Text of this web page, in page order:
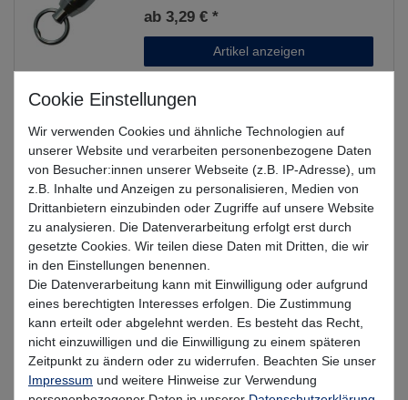
ab 3,29 € *
Artikel anzeigen
Spro Freestyle Reload QC Swivel
13,7mm 18kg - 10 Angelwirbel
2,51 € *
In den Warenkorb
BKK Fast Snap-41 - Raubfischwirbel
5,49 € *
Wir verwenden Cookies und ähnliche Technologien auf
unserer Website und verarbeiten personenbezogene Daten
von Besucher:innen unserer Webseite (z.B. IP-Adresse), um
z.B. Inhalte und Anzeigen zu personalisieren, Medien von
Drittanbietern einzubinden oder Zugriffe auf unsere Website
zu analysieren. Die Datenverarbeitung erfolgt erst durch
gesetzte Cookies. Wir teilen diese Daten mit Dritten, die wir
in den Einstellungen benennen.
Die Datenverarbeitung kann mit Einwilligung oder aufgrund
eines berechtigten Interesses erfolgen. Die Zustimmung
kann erteilt oder abgelehnt werden. Es besteht das Recht,
nicht einzuwilligen und die Einwilligung zu einem späteren
Zeitpunkt zu ändern oder zu widerrufen. Beachten Sie unser
Impressum und weitere Hinweise zur Verwendung